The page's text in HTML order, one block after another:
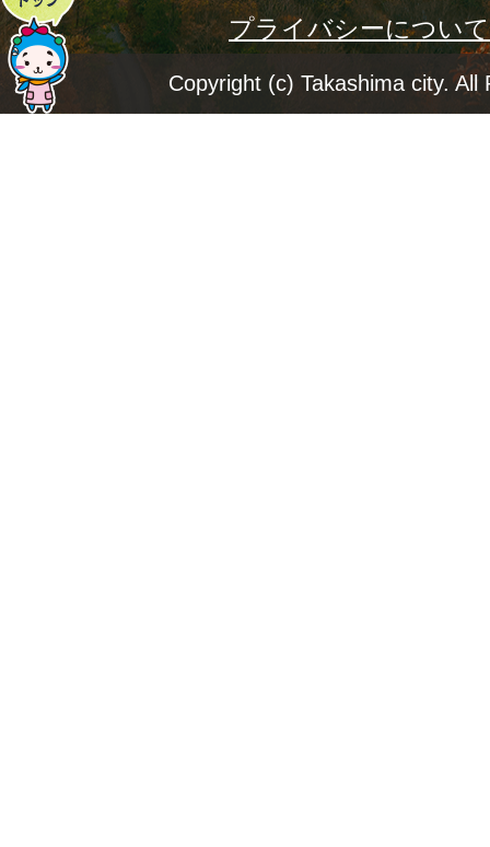
ー
ジ
プライバシーについて
Copyright (c) Takashima city. All